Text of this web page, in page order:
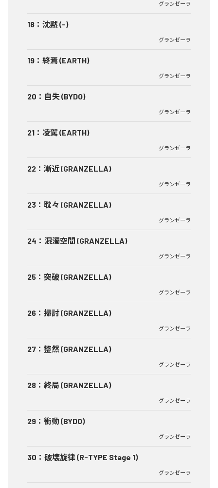
グランゼーラ
18 ： 沈黙 (-)
グランゼーラ
19 ： 終焉 (EARTH)
グランゼーラ
20 ： 自失 (BYDO)
グランゼーラ
21 ： 凌駕 (EARTH)
グランゼーラ
22 ： 漸近 (GRANZELLA)
グランゼーラ
23 ： 耽々 (GRANZELLA)
グランゼーラ
24 ： 混濁空間 (GRANZELLA)
グランゼーラ
25 ： 突破 (GRANZELLA)
グランゼーラ
26 ： 掃討 (GRANZELLA)
グランゼーラ
27 ： 整然 (GRANZELLA)
グランゼーラ
28 ： 終局 (GRANZELLA)
グランゼーラ
29 ： 衝動 (BYDO)
グランゼーラ
30 ： 破壊旋律 (R-TYPE Stage 1)
グランゼーラ